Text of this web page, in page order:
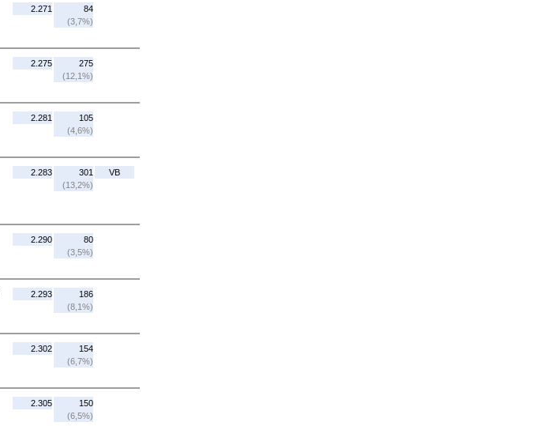
2.271
84
(3,7%)
2.275
275
(12,1%)
2.281
105
(4,6%)
2.283
301
(13,2%)
VB
2.290
80
(3,5%)
2.293
186
(8,1%)
2.302
154
(6,7%)
2.305
150
(6,5%)